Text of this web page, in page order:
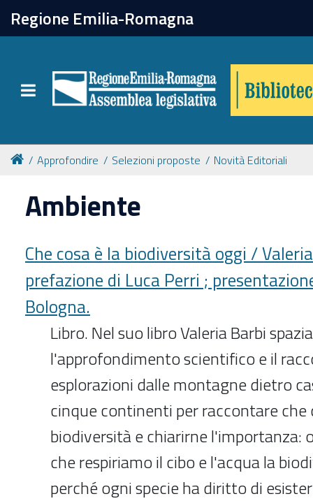
Regione Emilia-Romagna
Toggle navigation
chiudi
Catalogo online
Collezioni
Per approfondire
Appuntamenti
Prenotazione spazi
Approfondire Selezioni proposte Novità Editoriali
Ambiente
Che cosa è la biodiversità oggi /
prefazione di Luca Perri ;
Bologna.
Libro. Nel suo libro Valeria Barbi
l'approfondimento scientifico e il
esplorazioni dalle montagne dietro
cinque continenti per raccontare che
biodiversità e chiarirne l'importanza:
che respiriamo il cibo e l'acqua la
perché ogni specie ha diritto di